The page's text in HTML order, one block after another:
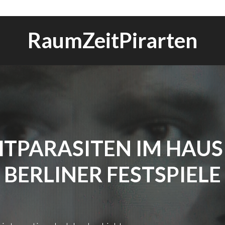
RaumZeitPirarten
IM
BERLINER FESTSPIELE